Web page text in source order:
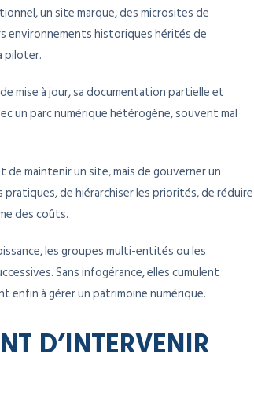
un site marque, des microsites de
environnements historiques hérités de
piloter.
mise à jour, sa documentation partielle et
un parc numérique hétérogène, souvent mal
de maintenir un site, mais de gouverner un
de hiérarchiser les priorités, de réduire
des coûts.
les groupes multi-entités ou les
Sans infogérance, elles cumulent
enfin à gérer un patrimoine numérique.
D’INTERVENIR